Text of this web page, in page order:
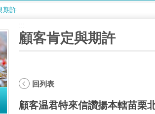
期許
顧客肯定與期許
回列表
顧客温君特來信讚揚本轄苗栗